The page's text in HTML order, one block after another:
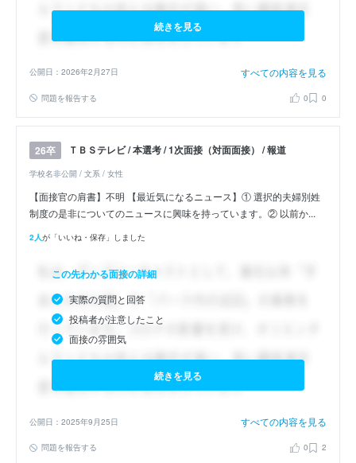
続きを見る
公開日：2026年2月27日 すべての内容を見る
問題を報告する 0 0
26卒 ＴＢＳテレビ / 本選考 / 1次面接（対面面接） / 報道
学校名非公開 / 文系 / 女性
【面接官の肩書】不明 【最近気になるニュース】① 選択的夫婦別姓
制度の是非についてのニュースに興味を持っています。② 以前か...
2人が「いいね・保存」しました
この先わかる面接の詳細
実際の質問と回答
投稿者が注意したこと
面接の雰囲気
続きを見る
公開日：2025年9月25日 すべての内容を見る
問題を報告する 0 2